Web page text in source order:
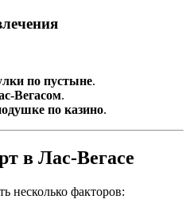
по пустыне.
Вегасом.
по казино.
в Лас-Вегасе
несколько факторов: